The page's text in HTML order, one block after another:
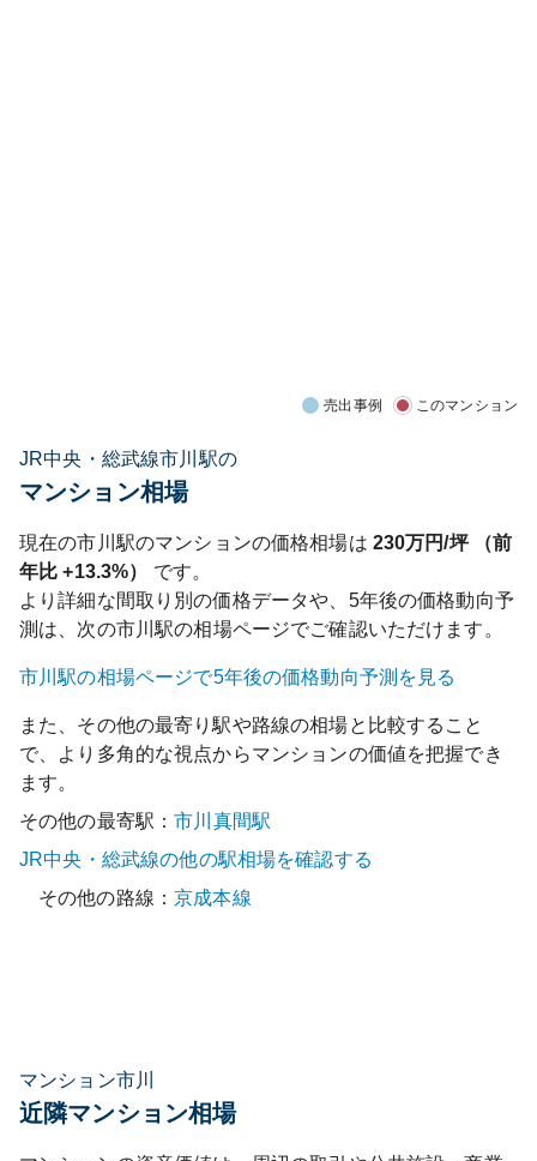
売出事例 このマンション
JR中央・総武線市川駅の
マンション相場
現在の市川 駅のマンションの価格相場は 230万円/坪 （前
年比+13.3%）
です。
より詳細な間取り別の価格データや、5年後の価格動向予
測は、次の市川駅の相場ページでご確認いただけます。
市川駅の相場ページで5年後の価格動向予測を見る
また、その他の最寄り駅や路線の相場と比較すること
で、より多角的な視点からマンションの価値を把握でき
ます。
その他の最寄駅：市川真間駅
JR中央・総武線の他の駅相場を確認する
その他の路線：京成本線
マンション市川
近隣マンション相場